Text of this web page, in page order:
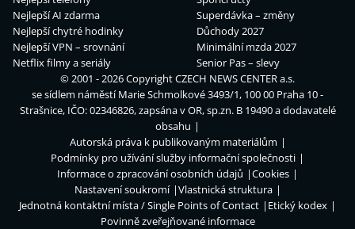
Nejlepší AI zdarma
Nejlepší chytré hodinky
Nejlepší VPN – srovnání
Netflix filmy a seriály
Superdávka – změny
Důchody 2027
Minimální mzda 2027
Senior Pas – slevy
© 2001 - 2026 CopyrightCZECH NEWS CENTER a.s.
se sídlem náměstí Marie Schmolkové 3493/1, 100 00 Praha 10 -
Strašnice, IČO: 02346826, zapsána v OR, sp.zn. B 19490 a dodavatelé
obsahu
Autorská práva k publikovaným materiálům
Podmínky pro užívání služby informační společnosti
Informace o zpracování osobních údajů
Cookies
Nastavení soukromí
Vlastnická struktura
Jednotná kontaktní místa / Single Points of Contact
Etický kodex
Povinně zveřejňované informace